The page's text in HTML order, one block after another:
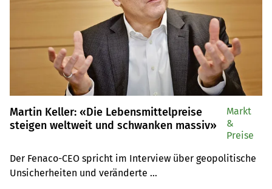
Martin Keller: «Die Lebensmittelpreise
steigen weltweit und schwanken massiv»
Der Fenaco-CEO spricht im Interview über geopolitische
Unsicherheiten und veränderte
Markt
&
Preise